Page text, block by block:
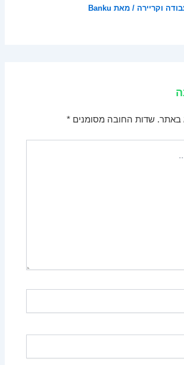
וקריירה / מאת Banku
באתר. שדות החובה מסומנים*